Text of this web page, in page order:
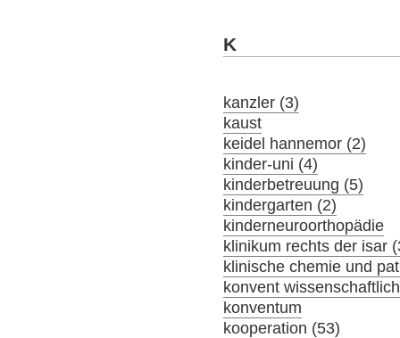
K
kanzler (3)
kaust
keidel hannemor (2)
kinder-uni (4)
kinderbetreuung (5)
kindergarten (2)
kinderneuroorthopädie
klinikum rechts der isar
klinische chemie und
konvent
konventum
kooperation (53)